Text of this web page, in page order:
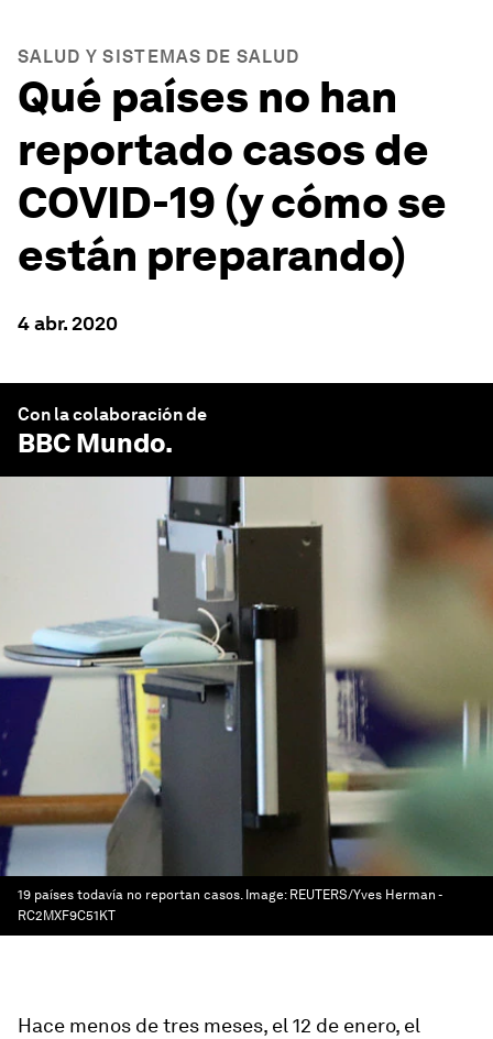
SALUD Y SISTEMAS DE SALUD
Qué países no han
reportado casos de
COVID-19 (y cómo se
están preparando)
4 abr. 2020
Con la colaboración de
BBC Mundo.
19 países todavía no reportan casos. Image: REUTERS/Yves Herman -
RC2MXF9C51KT
Hace menos de tres meses, el 12 de enero, el